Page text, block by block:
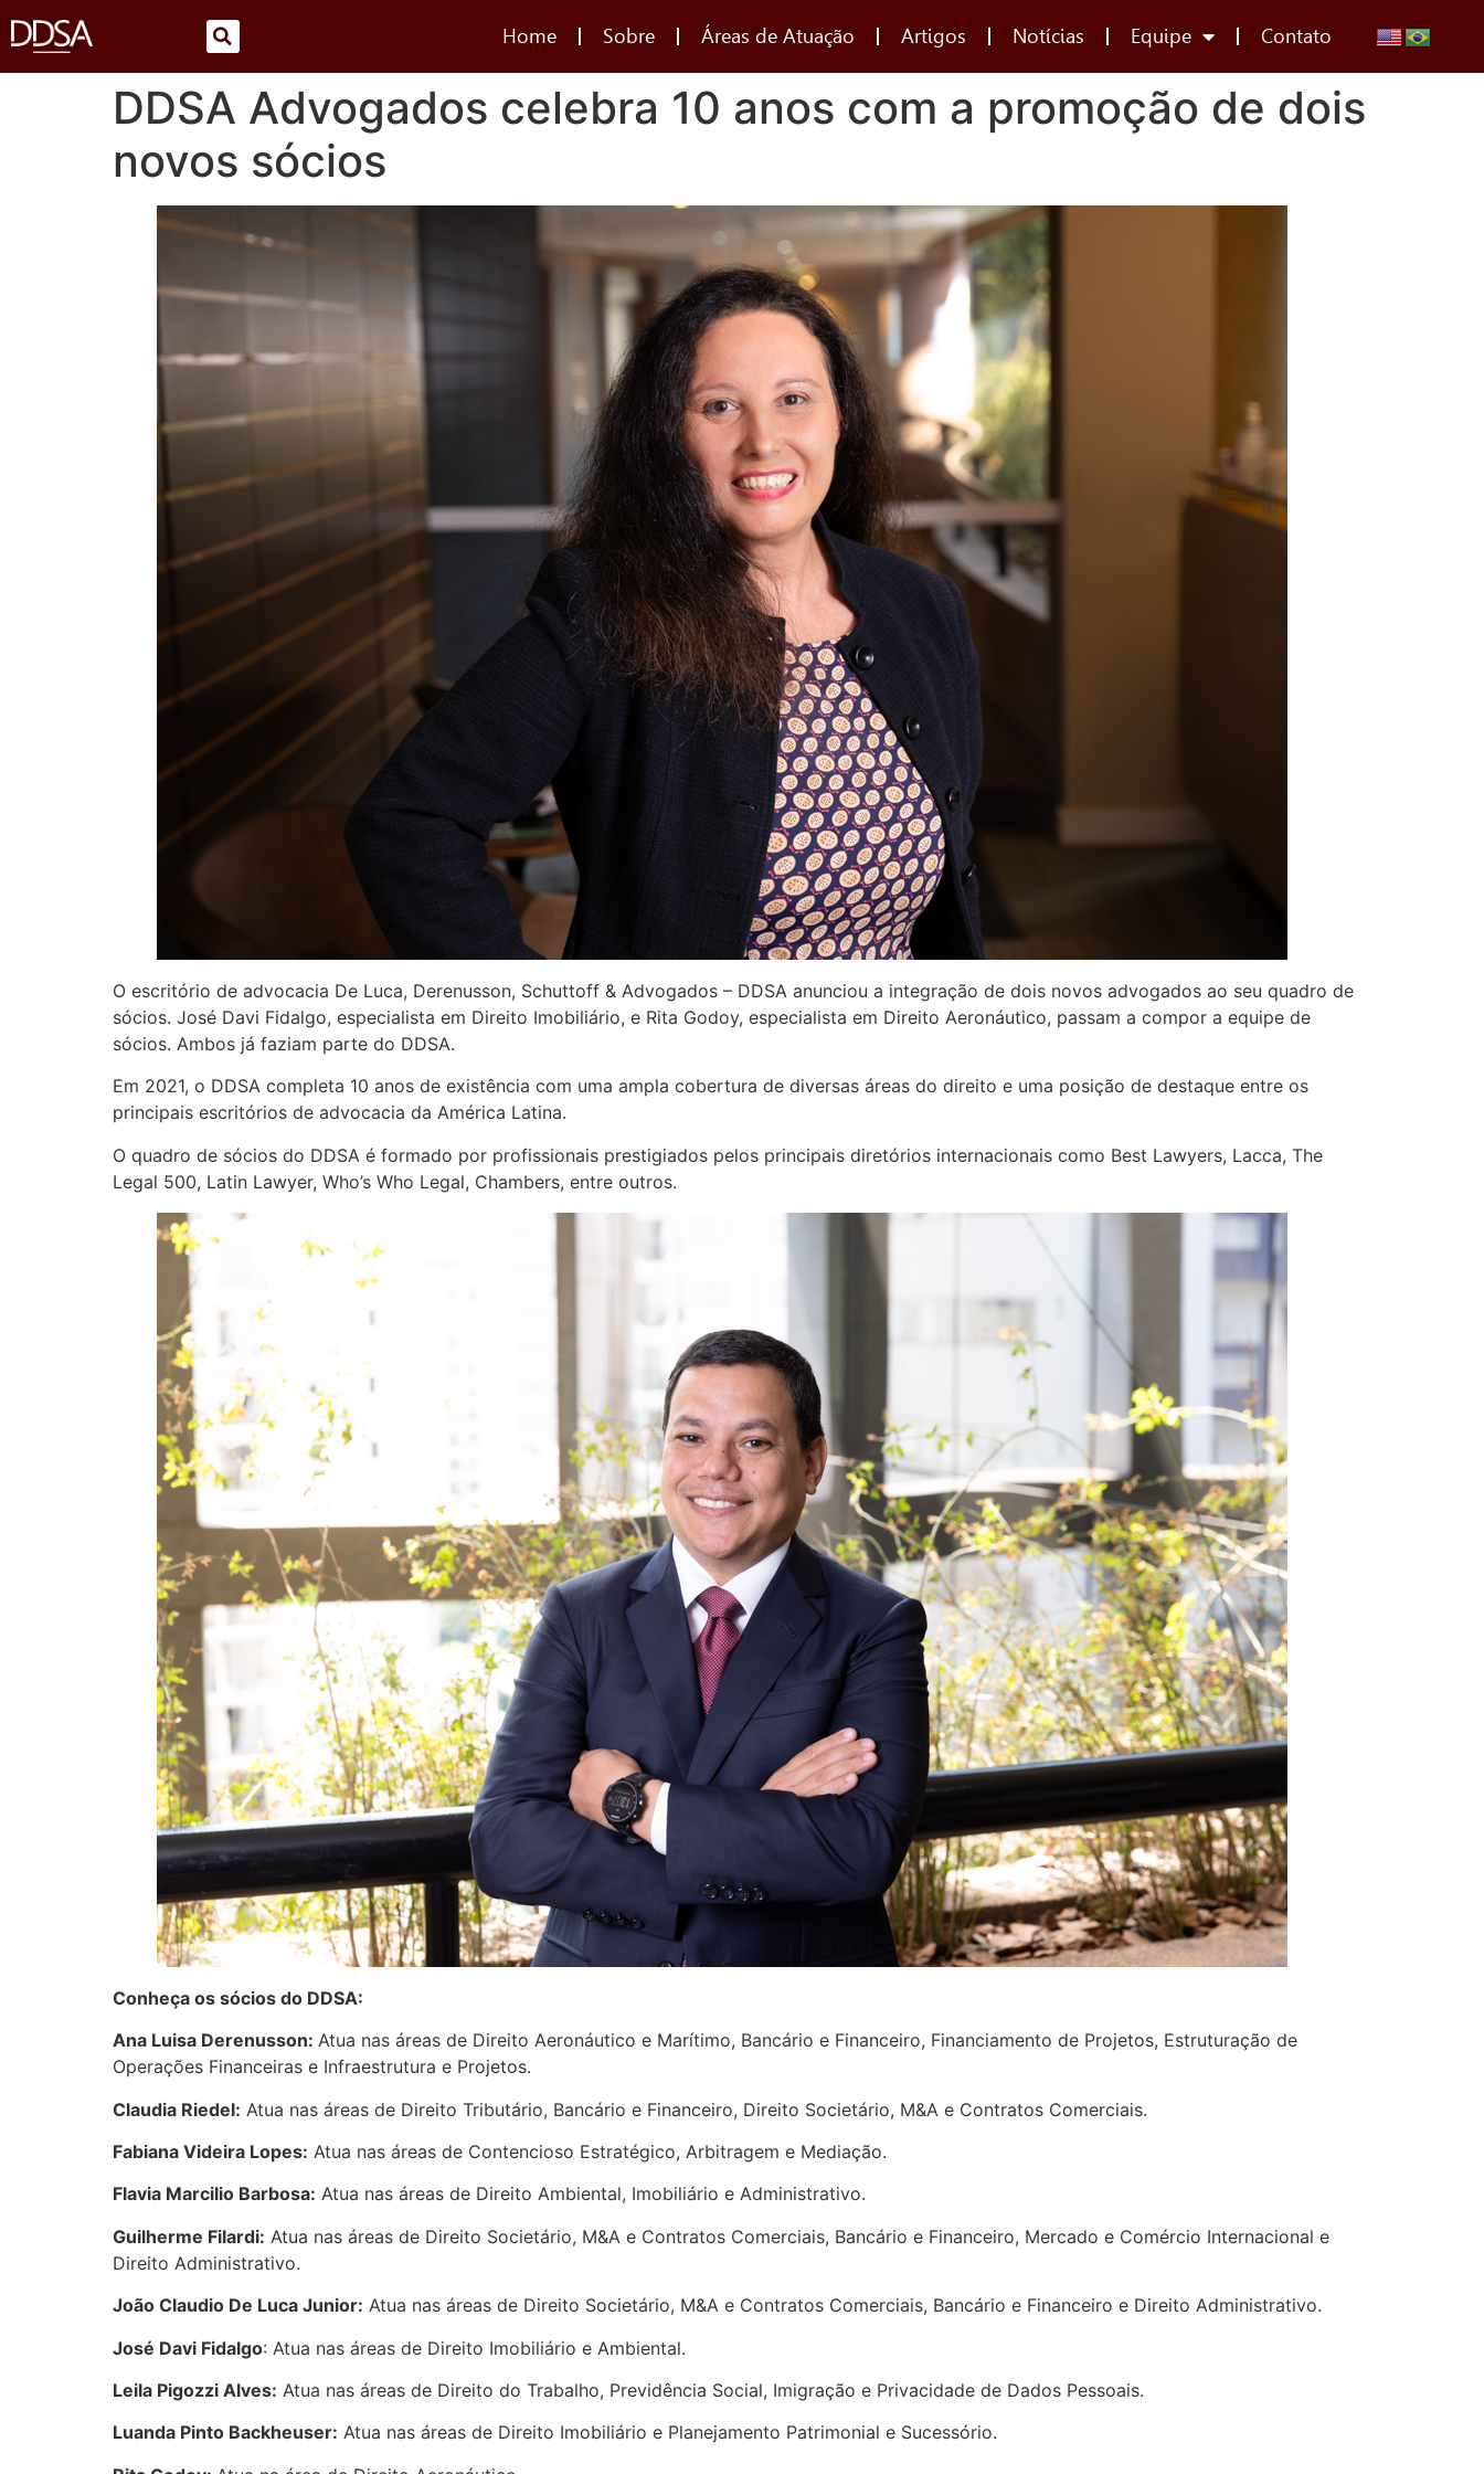
Home Sobre Áreas de Atuação Artigos Notícias Equipe Contato
DDSA Advogados celebra 10 anos com a promoção de dois
novos sócios
O escritório de advocacia De Luca, Derenusson, Schuttoff & Advogados – DDSA anunciou a integração de dois novos advogados ao seu quadro de
sócios. José Davi Fidalgo, especialista em Direito Imobiliário, e Rita Godoy, especialista em Direito Aeronáutico, passam a compor a equipe de
sócios. Ambos já faziam parte do DDSA.
Em 2021, o DDSA completa 10 anos de existência com uma ampla cobertura de diversas áreas do direito e uma posição de destaque entre os
principais escritórios de advocacia da América Latina.
O quadro de sócios do DDSA é formado por profissionais prestigiados pelos principais diretórios internacionais como Best Lawyers, Lacca, The
Legal 500, Latin Lawyer, Who’s Who Legal, Chambers, entre outros.
Conheça os sócios do DDSA:
Ana Luisa Derenusson: Atua nas áreas de Direito Aeronáutico e Marítimo, Bancário e Financeiro, Financiamento de Projetos, Estruturação de
Operações Financeiras e Infraestrutura e Projetos.
Claudia Riedel: Atua nas áreas de Direito Tributário, Bancário e Financeiro, Direito Societário, M&A e Contratos Comerciais.
Fabiana Videira Lopes: Atua nas áreas de Contencioso Estratégico, Arbitragem e Mediação.
Flavia Marcilio Barbosa: Atua nas áreas de Direito Ambiental, Imobiliário e Administrativo.
Guilherme Filardi: Atua nas áreas de Direito Societário, M&A e Contratos Comerciais, Bancário e Financeiro, Mercado e Comércio Internacional e
Direito Administrativo.
João Claudio De Luca Junior: Atua nas áreas de Direito Societário, M&A e Contratos Comerciais, Bancário e Financeiro e Direito Administrativo.
José Davi Fidalgo: Atua nas áreas de Direito Imobiliário e Ambiental.
Leila Pigozzi Alves: Atua nas áreas de Direito do Trabalho, Previdência Social, Imigração e Privacidade de Dados Pessoais.
Luanda Pinto Backheuser: Atua nas áreas de Direito Imobiliário e Planejamento Patrimonial e Sucessório.